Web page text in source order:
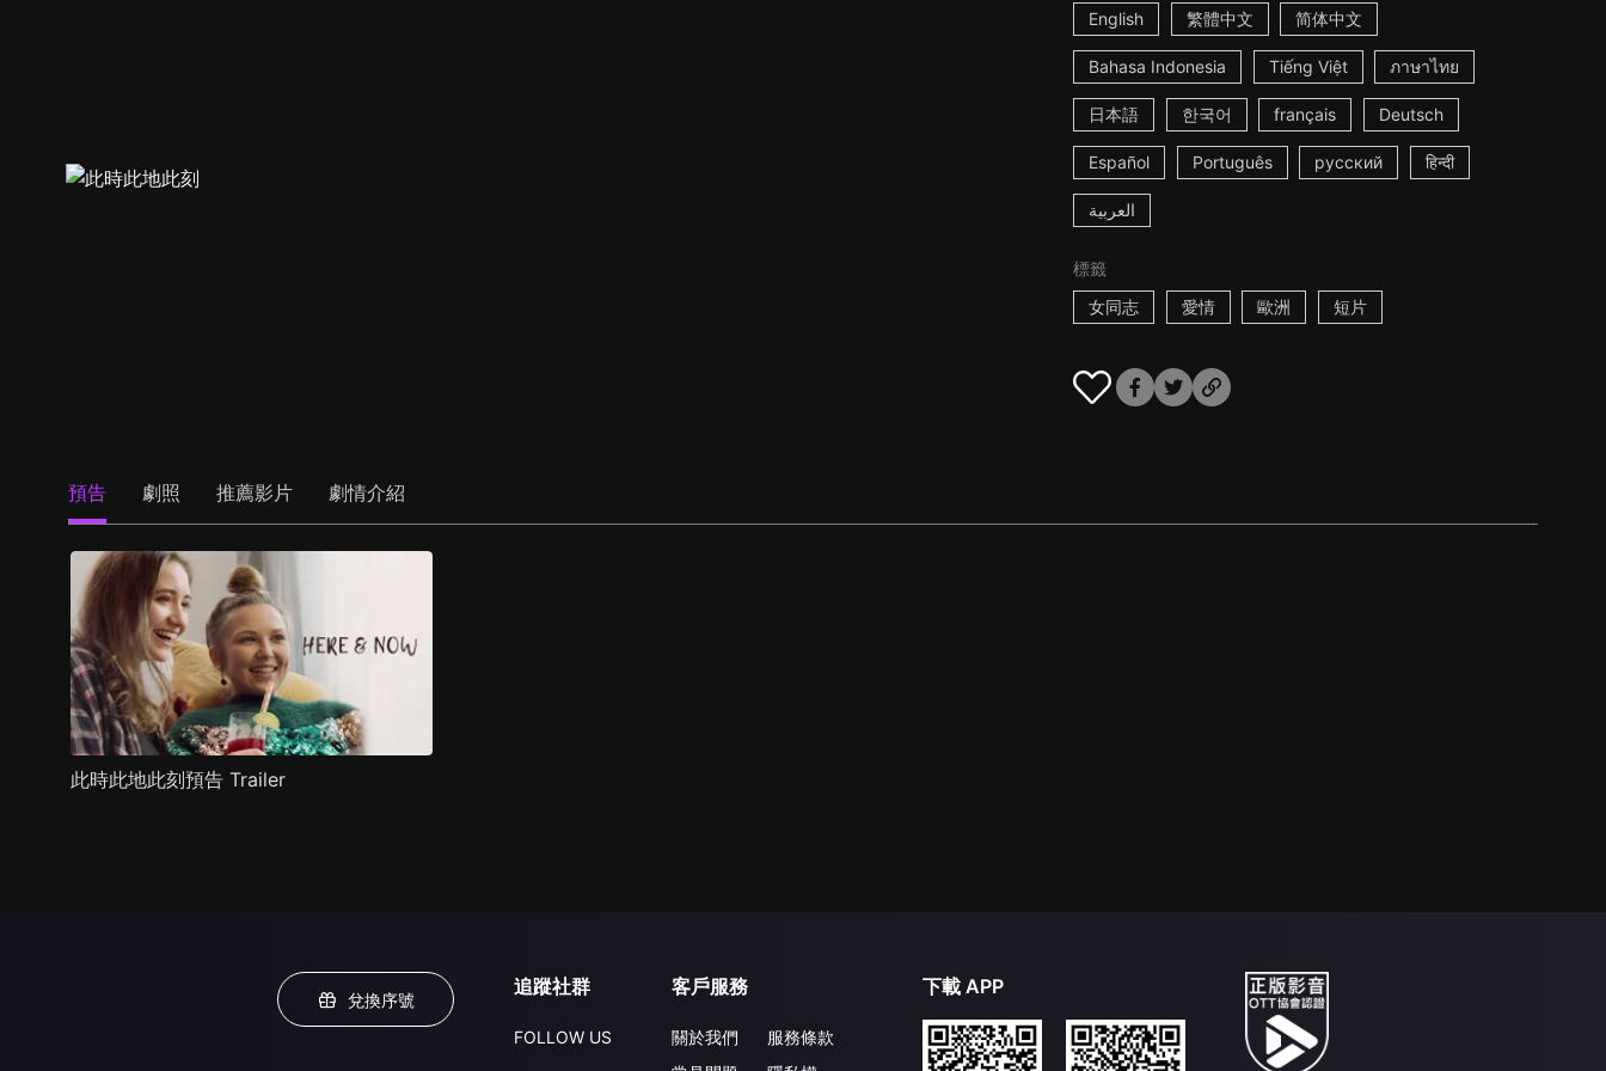
English 繁體中文 简体中文
Bahasa Indonesia Tiếng Việt ภาษาไทย
日本語 한국어 français Deutsch
Español Português русский हिन्दी
العربية
標籤
女同志
愛情 歐洲 短片
預告 劇照 推薦影片 劇情介紹
此時此地此刻預告 Trailer
兌換序號
追蹤社群
FOLLOW US
客戶服務
關於我們
服務條款
下載 APP